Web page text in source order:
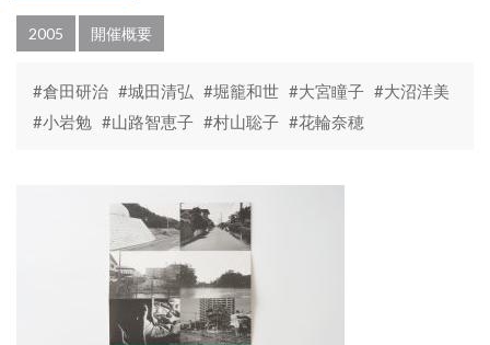
2005 開催概要
#倉田研治 #城田清弘 #堀籠和世 #大宮瞳子 #大沼洋美
#小岩勉 #山路智恵子 #村山聡子 #花輪奈穂